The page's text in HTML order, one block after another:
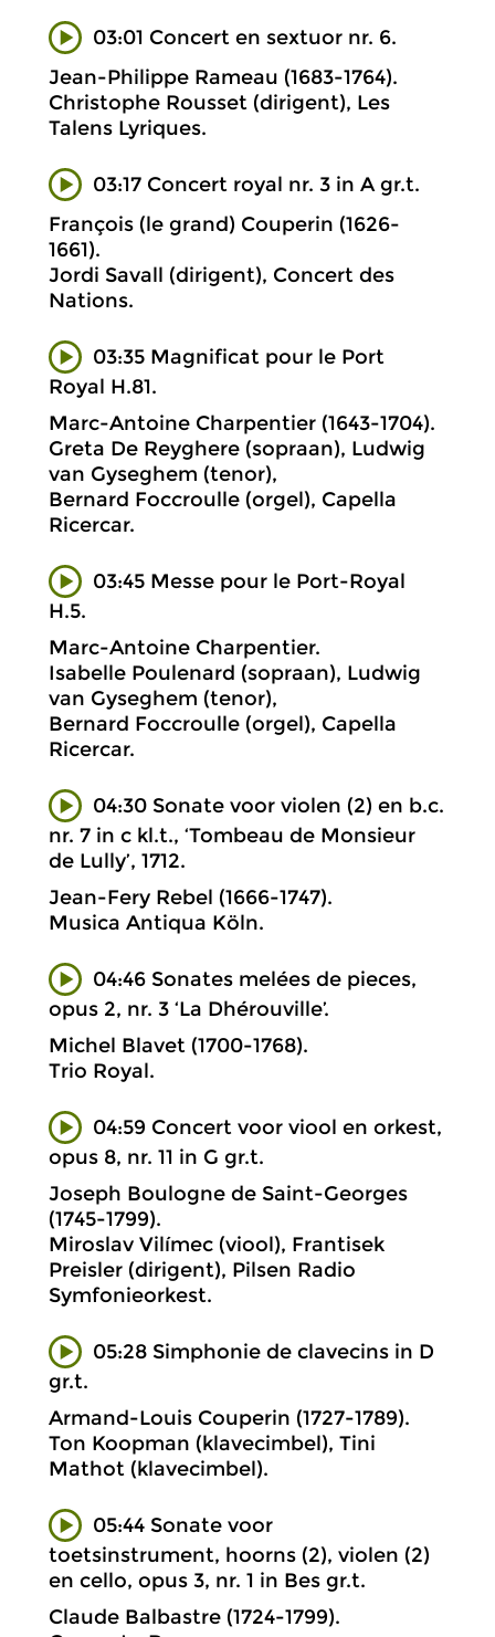
03:01 Concert en sextuor nr. 6.
Jean-Philippe Rameau (1683-1764).
Christophe Rousset (dirigent), Les
Talens Lyriques.
03:17 Concert royal nr. 3 in A gr.t.
François (le grand) Couperin (1626-
1661).
Jordi Savall (dirigent), Concert des
Nations.
03:35 Magnificat pour le Port
Royal H.81.
Marc-Antoine Charpentier (1643-1704).
Greta De Reyghere (sopraan), Ludwig
van Gyseghem (tenor),
Bernard Foccroulle (orgel), Capella
Ricercar.
03:45 Messe pour le Port-Royal
H.5.
Marc-Antoine Charpentier.
Isabelle Poulenard (sopraan), Ludwig
van Gyseghem (tenor),
Bernard Foccroulle (orgel), Capella
Ricercar.
04:30 Sonate voor violen (2) en b.c.
nr. 7 in c kl.t., ‘Tombeau de Monsieur
de Lully’, 1712.
Jean-Fery Rebel (1666-1747).
Musica Antiqua Köln.
04:46 Sonates melées de pieces,
opus 2, nr. 3 ‘La Dhérouville’.
Michel Blavet (1700-1768).
Trio Royal.
04:59 Concert voor viool en orkest,
opus 8, nr. 11 in G gr.t.
Joseph Boulogne de Saint-Georges
(1745-1799).
Miroslav Vilímec (viool), Frantisek
Preisler (dirigent), Pilsen Radio
Symfonieorkest.
05:28 Simphonie de clavecins in D
gr.t.
Armand-Louis Couperin (1727-1789).
Ton Koopman (klavecimbel), Tini
Mathot (klavecimbel).
05:44 Sonate voor
toetsinstrument, hoorns (2), violen (2)
en cello, opus 3, nr. 1 in Bes gr.t.
Claude Balbastre (1724-1799).